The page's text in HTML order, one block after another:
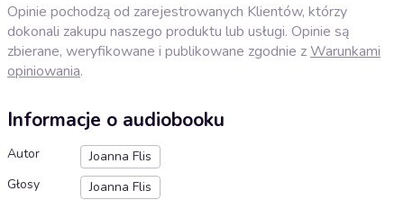
Opinie pochodzą od zarejestrowanych Klientów, którzy
dokonali zakupu naszego produktu lub usługi. Opinie są
zbierane, weryfikowane i publikowane zgodnie zWarunkami
opiniowania.
Informacje o audiobooku
Autor
Joanna Flis
Głosy
Joanna Flis